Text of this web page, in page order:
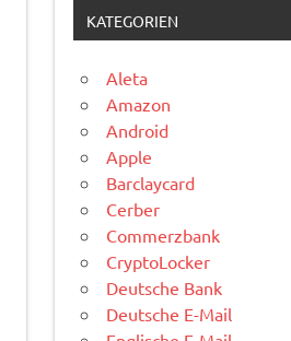
KATEGORIEN
Aleta
Amazon
Android
Apple
Barclaycard
Cerber
Commerzbank
CryptoLocker
Deutsche Bank
Deutsche E-Mail